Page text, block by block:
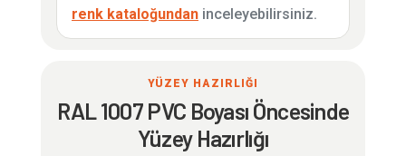
renk kataloğundan inceleyebilirsiniz.
YÜZEY HAZIRLIĞI
RAL 1007 PVC Boyası Öncesinde
Yüzey Hazırlığı